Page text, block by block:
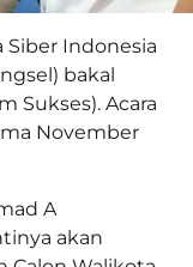
Siber Indonesia
bakal
Sukses). Acara
November
A
akan